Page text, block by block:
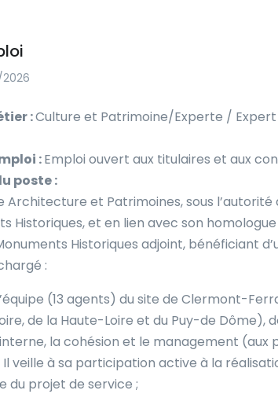
:Culture et Patrimoine/Experte /
:Emploi ouvert aux titulaires et aux
poste :
Architecture et Patrimoines, sous
Historiques, et en lien avec son
Historiques adjoint, bénéficiant
:
(13 agents) du site de Clermont-
de la Haute-Loire et du Puy-de Dôme),
la cohésion et le management (aux
veille à sa participation active à la
du projet de service ;